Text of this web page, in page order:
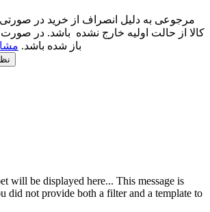
کالا از حالت اولیه خارج نشده باشد. در صورت
باز شده باشد.
will be displayed here... This message is
did not provide both a filter and a template to